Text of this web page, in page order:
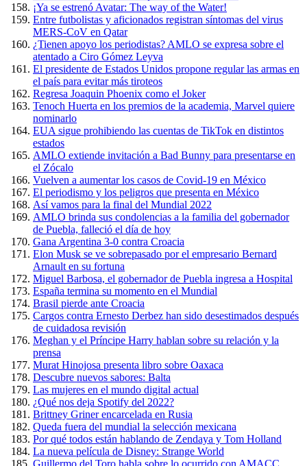
¡Ya se estrenó Avatar: The way of the Water!
Entre futbolistas y aficionados registran síntomas del virus
MERS-CoV en Qatar
¿Tienen apoyo los periodistas? AMLO se expresa sobre el
atentado a Ciro Gómez Leyva
El presidente de Estados Unidos propone regular las armas en
el país para evitar más tiroteos
Regresa Joaquin Phoenix como el Joker
Tenoch Huerta en los premios de la academia, Marvel quiere
nominarlo
EUA sigue prohibiendo las cuentas de TikTok en distintos
estados
AMLO extiende invitación a Bad Bunny para presentarse en
el Zócalo
Vuelven a aumentar los casos de Covid-19 en México
El periodismo y los peligros que presenta en México
Así vamos para la final del Mundial 2022
AMLO brinda sus condolencias a la familia del gobernador
de Puebla, falleció el día de hoy
Gana Argentina 3-0 contra Croacia
Elon Musk se ve sobrepasado por el empresario Bernard
Arnault en su fortuna
Miguel Barbosa, el gobernador de Puebla ingresa a Hospital
España termina su momento en el Mundial
Brasil pierde ante Croacia
Cargos contra Ernesto Derbez han sido desestimados después
de cuidadosa revisión
Meghan y el Príncipe Harry hablan sobre su relación y la
prensa
Murat Hinojosa presenta libro sobre Oaxaca
Descubre nuevos sabores: Balta
Las mujeres en el mundo digital actual
¿Qué nos deja Spotify del 2022?
Brittney Griner encarcelada en Rusia
Queda fuera del mundial la selección mexicana
Por qué todos están hablando de Zendaya y Tom Holland
La nueva película de Disney: Strange World
Guillermo del Toro habla sobre lo ocurrido con AMACC